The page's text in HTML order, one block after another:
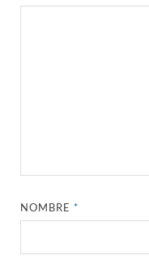
NOMBRE*